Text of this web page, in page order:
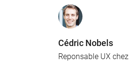
Cédric Nobels
Reponsable UX chez